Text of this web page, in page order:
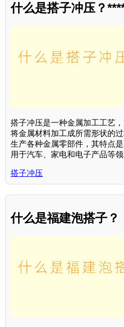
什么是搭子冲压？
搭子冲压是一种金属加工工艺
将金属材料加工成所需形状的
生产各种金属零部件，其特点
用于汽车、家电和电子产品等
搭子冲压
什么是福建泡搭子？